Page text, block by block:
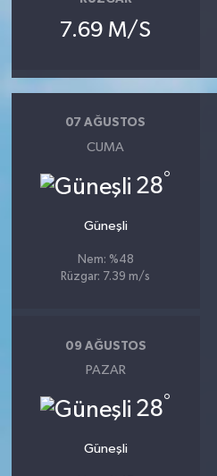
7.69 M/S
07 AĞUSTOS
CUMA
28°
Güneşli
Nem: %48
Rüzgar: 7.39 m/s
09 AĞUSTOS
PAZAR
28°
Güneşli